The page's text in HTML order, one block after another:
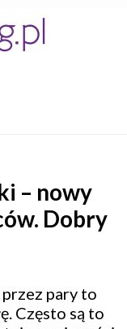
– nowy
Dobry
pary to
Często są to